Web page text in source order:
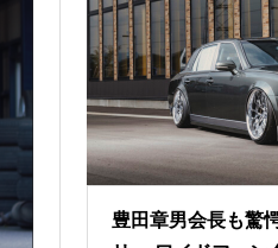
豊田章男会長も驚